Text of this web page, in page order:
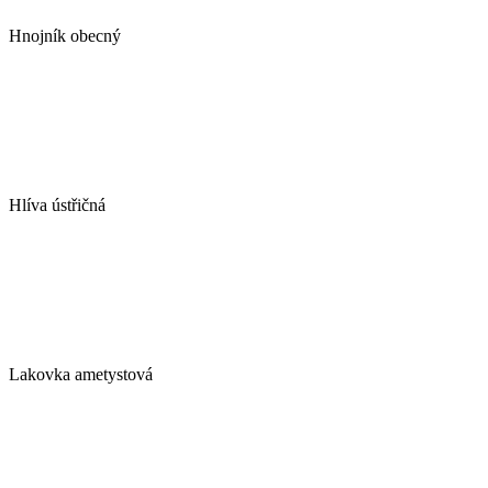
Hnojník obecný
Hlíva ústřičná
Lakovka ametystová